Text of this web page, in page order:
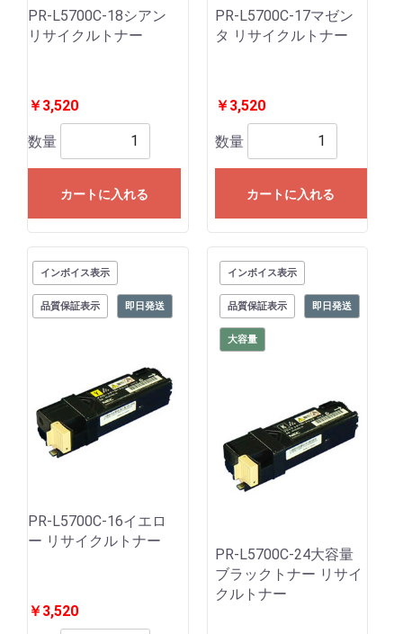
PR-L5700C-18シアン
リサイクルトナー
￥3,520
数量
カートに入れる
PR-L5700C-17マゼン
タ リサイクルトナー
￥3,520
数量
カートに入れる
インボイス表示
品質保証表示 即日発送
PR-L5700C-16イエロ
ー リサイクルトナー
￥3,520
インボイス表示
品質保証表示 即日発送
大容量
PR-L5700C-24大容量
ブラックトナー リサイ
クルトナー